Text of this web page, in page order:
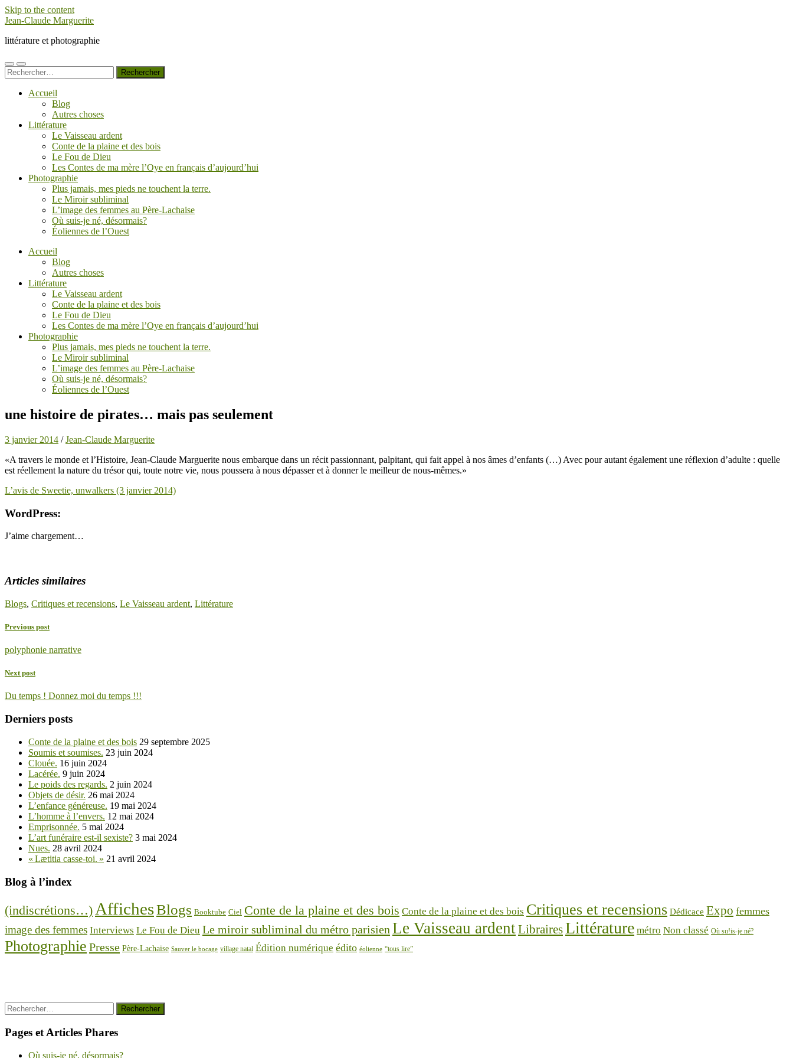
Skip to the content
Jean-Claude Marguerite
littérature et photographie
Toggle
mobile
Toggle
search
Rechercher :
Accueil
Blog
Autres choses
Littérature
Le Vaisseau ardent
Conte de la plaine et des bois
Le Fou de Dieu
Les Contes de ma mère l’Oye en français d’aujourd’hui
Photographie
Plus jamais, mes pieds ne touchent la terre.
Le Miroir subliminal
L’image des femmes au Père-Lachaise
Où suis-je né, désormais?
Éoliennes de l’Ouest
Accueil
Blog
Autres choses
Littérature
Le Vaisseau ardent
Conte de la plaine et des bois
Le Fou de Dieu
Les Contes de ma mère l’Oye en français d’aujourd’hui
Photographie
Plus jamais, mes pieds ne touchent la terre.
Le Miroir subliminal
L’image des femmes au Père-Lachaise
Où suis-je né, désormais?
Éoliennes de l’Ouest
une histoire de pirates… mais pas seulement
3 janvier 2014 /Jean-Claude Marguerite
«A travers le monde et l’Histoire, Jean-Claude Marguerite nous embarque dans un récit passionnant, palpitant, qui fait appel à nos âmes d’enfants (…) Avec pour autant également une réflexion d’adulte : quelle
est réellement la nature du trésor qui, toute notre vie, nous poussera à nous dépasser et à donner le meilleur de nous-mêmes.»
L’avis de Sweetie, unwalkers (3 janvier 2014)
WordPress:
J’aime chargement…
Articles similaires
Blogs, Critiques et recensions, Le Vaisseau ardent, Littérature
Previous post
polyphonie narrative
Next post
Du temps ! Donnez moi du temps !!!
Derniers posts
Conte de la plaine et des bois 29 septembre 2025
Soumis et soumises. 23 juin 2024
Clouée. 16 juin 2024
Lacérée. 9 juin 2024
Le poids des regards. 2 juin 2024
Objets de désir. 26 mai 2024
L’enfance généreuse. 19 mai 2024
L’homme à l’envers. 12 mai 2024
Emprisonnée. 5 mai 2024
L’art funéraire est-il sexiste? 3 mai 2024
Nues. 28 avril 2024
« Lætitia casse-toi. » 21 avril 2024
Blog à l’index
(indiscrétions…) AffichesBlogs Booktube Ciel Conte de la plaine et des bois Conte de la plaine et des bois Critiques et recensions Dédicace Expo femmes
image des femmes Interviews Le Fou de Dieu Le miroir subliminal du métro parisien Le Vaisseau ardentLibrairesLittérature métro Non classé Où su!is-je né?
Photographie Presse Père-Lachaise Sauver le bocage village natal Édition numérique édito éolienne “tous lire”
Rechercher :
Pages et Articles Phares
Où suis-je né, désormais?